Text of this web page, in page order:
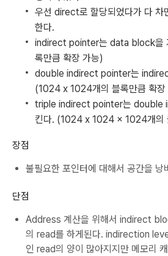
우선 direct로 할당되었다가 다
한다.
indirect pointer는 data block을
록만큼 확장 가능)
double indirect pointer는
(1024 x 1024개의 블록만큼 확장
triple indirect pointer는 double
킨다. (1024 x 1024 x 1024개의
장점
불필요한 포인터에 대해서 공간을 낭
단점
Address 계산을 위해서 indirect
의 read를 하게된다. indirection
인 read의 양이 많아지지만 메모리